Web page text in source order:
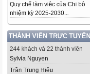
Quy chế làm việc của Chi bộ
nhiệm kỳ 2025-2030...
THÀNH VIÊN TRỰC TUYẾN
244 khách và 22 thành viên
Sylvia Nguyen
Trần Trung Hiếu